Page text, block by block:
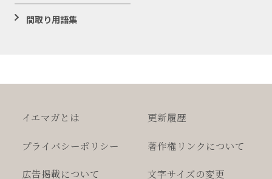
間取り用語集
イエマガとは 更新履歴
プライバシーポリシー 著作権 リンクについて
広告掲載について 文字サイズの変更